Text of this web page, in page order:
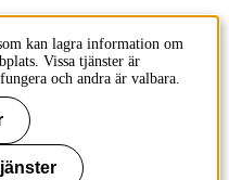
kan lagra information om
Vissa tjänster är
och andra är valbara.